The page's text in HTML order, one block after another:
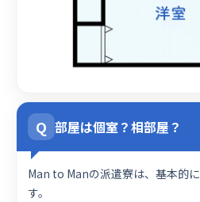
Q 部屋は個室？相部屋？
Man to Manの派遣寮は、基本的に
す。